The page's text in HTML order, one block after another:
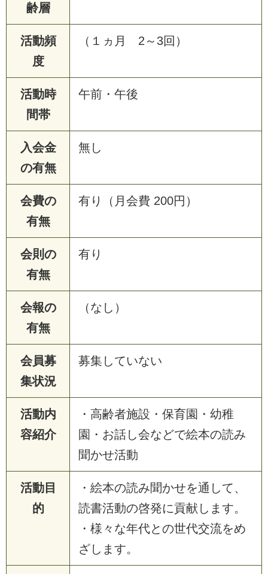
齢層
活動頻
度
（１ヵ月 2～3回）
活動時
間帯
午前・午後
入会金
の有無
無し
会費の
有無
有り（月会費 200円）
会則の
有無
有り
会報の
有無
（なし）
会員募
集状況
募集していない
活動内
容紹介
・高齢者施設・保育園・幼稚
園・お話し会などで絵本の読み
聞かせ活動
活動目
的
・絵本の読み聞かせを通して、
読書活動の啓発に貢献します。
・様々な年代との世代交流をめ
ざします。